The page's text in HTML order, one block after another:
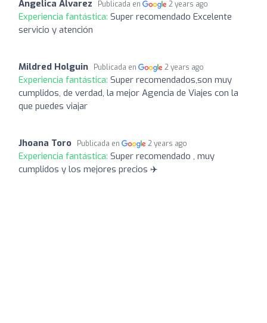
Angelica Alvarez Publicada en 2 years ago
Experiencia fantástica: Super recomendado Excelente
servicio y atención
Mildred Holguin Publicada en 2 years ago
Experiencia fantástica: Super recomendados,son muy
cumplidos, de verdad, la mejor Agencia de Viajes con la
que puedes viajar
Jhoana Toro Publicada en 2 years ago
Experiencia fantástica: Super recomendado , muy
cumplidos y los mejores precios ✈️